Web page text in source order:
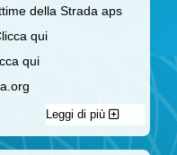
della Strada aps
qui
qui
Leggi di più